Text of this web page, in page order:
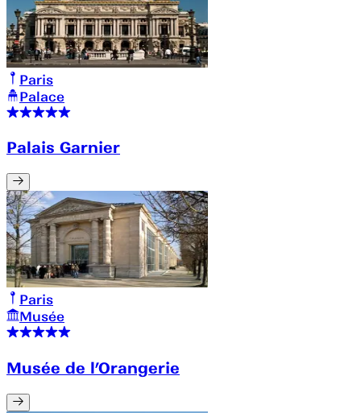
Paris
Palace
Palais Garnier
Paris
Musée
Musée de l’Orangerie